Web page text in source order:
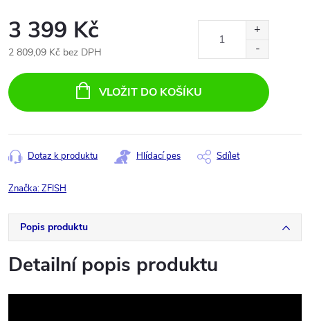
3 399 Kč
2 809,09 Kč bez DPH
cena:
VLOŽIT DO KOŠÍKU
Dotaz k produktu Hlídací pes Sdílet
Značka:ZFISH
Popis produktu
Detailní popis produktu